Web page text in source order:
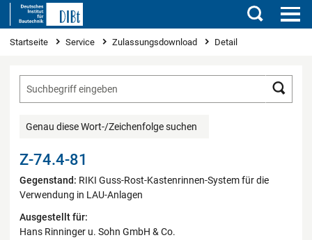
Suchen
Sie sind hier
Startseite Service Zulassungsdownload Detail
Genau diese Wort-/Zeichenfolge suchen
Z-74.4-81
Gegenstand: RIKI Guss-Rost-Kastenrinnen-System für die
Verwendung in LAU-Anlagen
Ausgestellt für:
Hans Rinninger u. Sohn GmbH & Co.